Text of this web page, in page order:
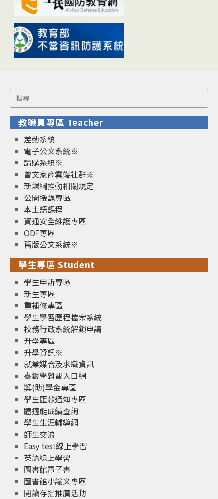
Search
for:
教職員專區 Teacher
差勤系統
電子公文系統※
請購系統※
曾文家商雲端社群※
新課綱推動相關規定
公開授課專區
本土語課程
資通安全維護專區
ODF專區
舊版公文系統※
學生專區 Student
學生申訴專區
新生專區
重補修專區
學生學習歷程檔案系統
校務行政系統解鎖申請
升學專區
升學資訊※
就業媒合及求職資訊
臺銀學雜費入口網
獎(助)學金專區
學生匯款通知專區
體適能成績查詢
學生生涯輔導網
師生交流
Easy test線上學習
英語線上學習
圖書館電子書
圖書館小論文專區
閱讀存摺推廣活動